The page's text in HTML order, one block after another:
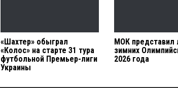
«Шахтер» обыграл
«Колос» на старте 31 тура
футбольной Премьер-лиги
Украины
МОК представил
зимних
2026 года